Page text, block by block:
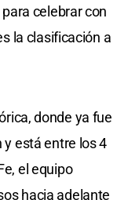
celebrar con
la clasificación a
donde ya fue
y está entre los 4
el equipo
hacia adelante